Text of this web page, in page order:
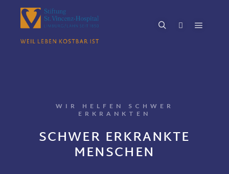
WIR HELFEN SCHWER
ERKRANKTEN
SCHWER ERKRANKTE
MENSCHEN